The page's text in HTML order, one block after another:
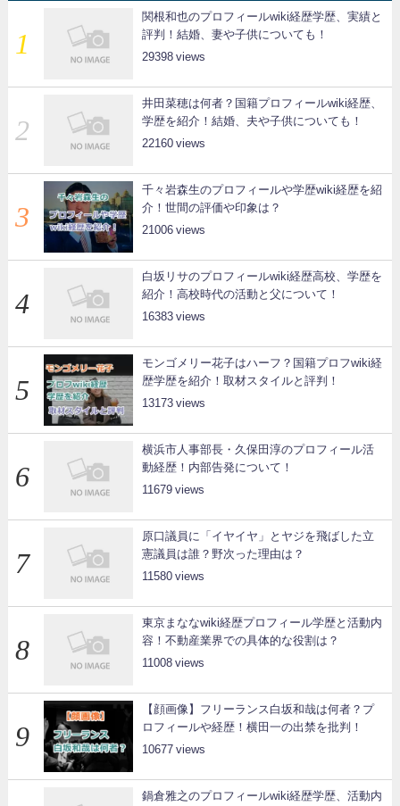
関根和也のプロフィールwiki経歴学歴、実績と
評判！結婚、妻や子供についても！
29398
井田菜穂は何者？国籍プロフィールwiki経歴、
学歴を紹介！結婚、夫や子供についても！
22160
千々岩森生のプロフィールや学歴wiki経歴を紹
介！世間の評価や印象は？
21006
白坂リサのプロフィールwiki経歴高校、学歴を
紹介！高校時代の活動と父について！
16383
モンゴメリー花子はハーフ？国籍プロフwiki経
歴学歴を紹介！取材スタイルと評判！
13173
横浜市人事部長・久保田淳のプロフィール活
動経歴！内部告発について！
11679
原口議員に「イヤイヤ」とヤジを飛ばした立
憲議員は誰？野次った理由は？
11580
東京まななwiki経歴プロフィール学歴と活動内
容！不動産業界での具体的な役割は？
11008
【顔画像】フリーランス白坂和哉は何者？プ
ロフィールや経歴！横田一の出禁を批判！
10677
鍋倉雅之のプロフィールwiki経歴学歴、活動内